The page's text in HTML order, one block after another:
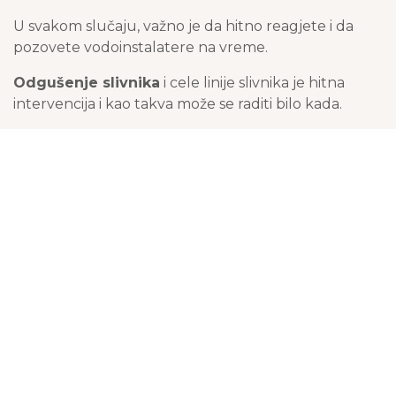
U svakom slučaju, važno je da hitno reagjete i da
pozovete vodoinstalatere na vreme.
Odgušenje slivnika i cele linije slivnika je hitna
intervencija i kao takva može se raditi bilo kada.